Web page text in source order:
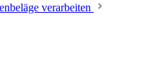
verarbeiten